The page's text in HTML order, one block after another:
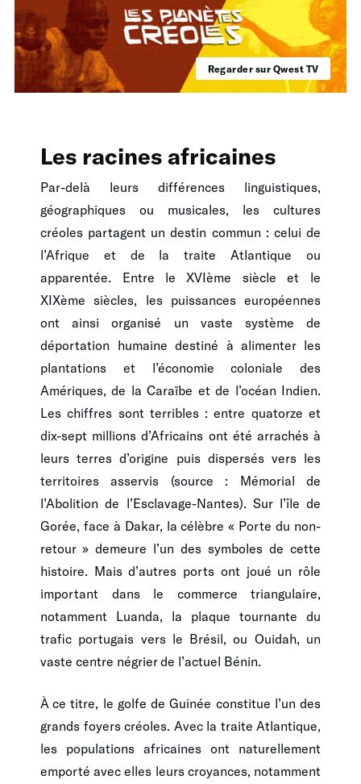
Regarder sur Qwest TV
Les racines africaines
Par-delà leurs différences linguistiques,
géographiques ou musicales, les cultures
créoles partagent un destin commun : celui de
l’Afrique et de la traite Atlantique ou
apparentée. Entre le XVIème siècle et le
XIXème siècles, les puissances européennes
ont ainsi organisé un vaste système de
déportation humaine destiné à alimenter les
plantations et l’économie coloniale des
Amériques, de la Caraïbe et de l’océan Indien.
Les chiffres sont terribles : entre quatorze et
dix-sept millions d’Africains ont été arrachés à
leurs terres d’origine puis dispersés vers les
territoires asservis (source : Mémorial de
l’Abolition de l’Esclavage-Nantes). Sur l’île de
Gorée, face à Dakar, la célèbre « Porte du non-
retour » demeure l’un des symboles de cette
histoire. Mais d’autres ports ont joué un rôle
important dans le commerce triangulaire,
notamment Luanda, la plaque tournante du
trafic portugais vers le Brésil, ou Ouidah, un
vaste centre négrier de l’actuel Bénin.
À ce titre, le golfe de Guinée constitue l’un des
grands foyers créoles. Avec la traite Atlantique,
les populations africaines ont naturellement
emporté avec elles leurs croyances, notamment